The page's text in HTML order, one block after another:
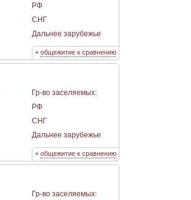
РФ
СНГ
Дальнее зарубежье
+ общежитие к сравнению
Гр-во заселяемых:
РФ
СНГ
Дальнее зарубежье
+ общежитие к сравнению
Гр-во заселяемых: